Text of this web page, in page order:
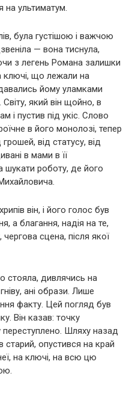
на ультиматум.
була густішою і важчою
— вона тиснула,
з легень Романа залишки
ключі, що лежали на
йому уламками
Світу, який він щойно, в
і пустив під укіс. Слово
в його монолозі, тепер
від статусу, від
в мами в її
шукати роботу, де його
він, і його голос був
а благання, надія на те,
сцена, після якої
стояла, дивлячись на
ані образи. Лише
факту. Цей погляд був
Він казав: точку
Шляху назад
старий, опустився на край
на ключі, на всю цю